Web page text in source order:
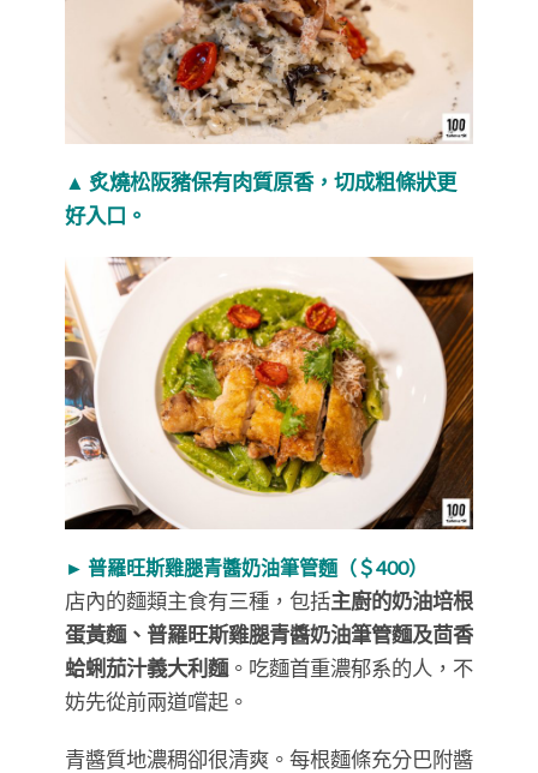
▲ 炙燒松阪豬保有肉質原香，切成粗條狀更
好入口。
► 普羅旺斯雞腿青醬奶油筆管麵（＄400）
店內的麵類主食有三種，包括主廚的奶油培根
蛋黃麵、普羅旺斯雞腿青醬奶油筆管麵及茴香
蛤蜊茄汁義大利麵。吃麵首重濃郁系的人，不
妨先從前兩道嚐起。
青醬質地濃稠卻很清爽。每根麵條充分巴附醬